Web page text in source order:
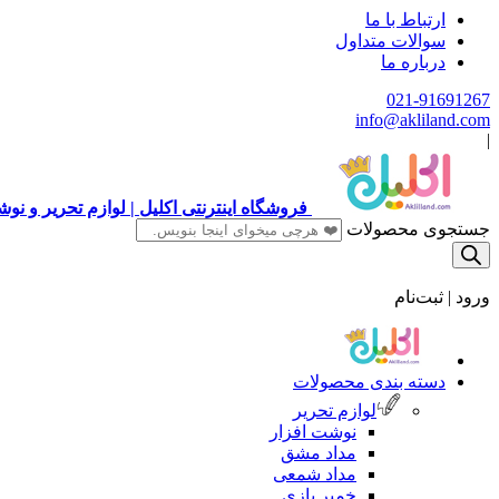
ارتباط با ما
سوالات متداول
درباره ما
021-91691267
info@akliland.com
|
فروشگاه اینترنتی اکلیل | لوازم تحریر و
جستجوی محصولات
ورود | ثبت‌نام
دسته بندی محصولات
لوازم تحریر
نوشت افزار
مداد مشق
مداد شمعی
خمیر بازی